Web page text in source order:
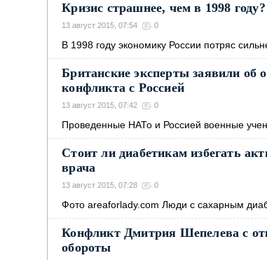
Кризис страшнее, чем в 1998 году?
13 август 2015, 07:54 0
В 1998 году экономику России потряс
Британские эксперты заявили об
конфликта с Россией
13 август 2015, 07:42 0
Проведенные НАТо и Россией военные
Стоит ли диабетикам избегать
врача
13 август 2015, 07:28 0
Фото areaforlady.com Люди с сахарным
Конфликт Дмитрия Шепелева с
обороты